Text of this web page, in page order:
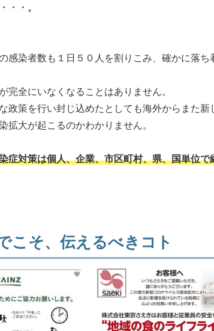
・・。
感染者数も１日５０人を割りこみ、確かに落ち
完全にいなくなることはありません。
政策を行い封じ込めたとしても海外からまた新
拡大が起こるのかわかりません。
症対策は個人、企業、市区町村、県、国単位
こそ、伝えるべきコト